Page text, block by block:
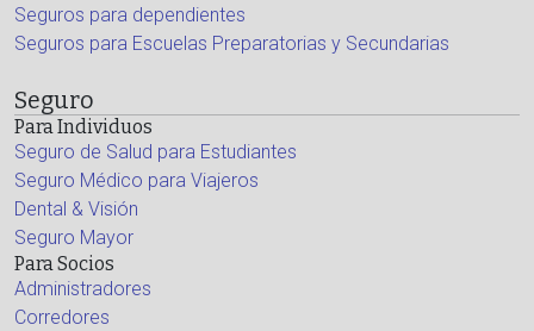
Seguros para dependientes
Seguros para Escuelas Preparatorias y Secundarias
Seguro
Para Individuos
Seguro de Salud para Estudiantes
Seguro Médico para Viajeros
Dental & Visión
Seguro Mayor
Para Socios
Administradores
Corredores